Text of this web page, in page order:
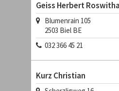
Geiss Herbert Roswitha
Blumenrain 105
2503 Biel BE
032 366 45 21
Kurz Christian